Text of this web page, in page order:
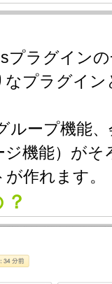
プラグイン
なプラグイ
ループ機能
機能）が
作れます。